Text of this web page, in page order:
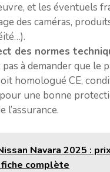
et les éventuels
des caméras,
des normes
pas à demander que le
homologué CE,
une bonne
l’assurance.
Navara 2025 :
complète